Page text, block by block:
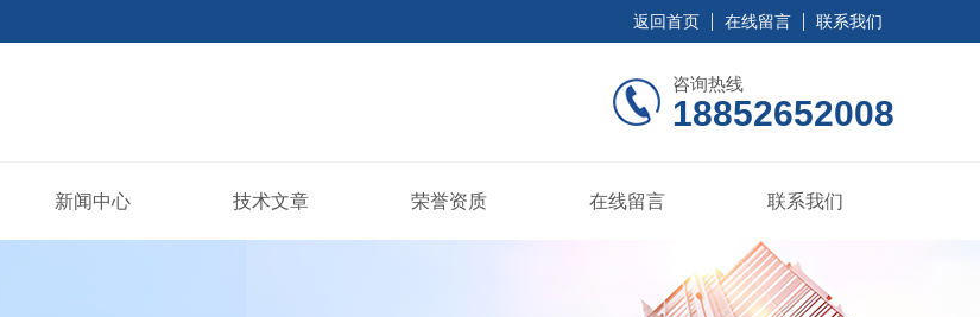
返回首页 在线留言 联系我们
咨询热线
18852652008
新闻中心 技术文章 荣誉资质 在线留言 联系我们